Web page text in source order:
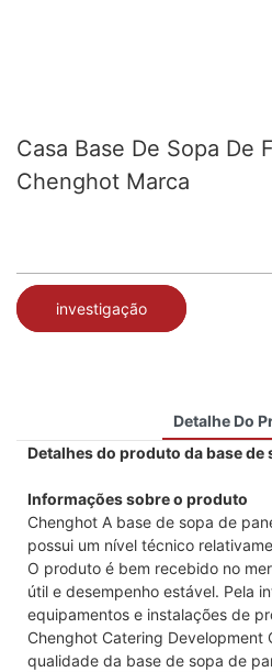
Casa Base De Sopa De
Chenghot Marca
investigação
Detalhe Do
Detalhes do produto da base de
Informações sobre o produto
Chenghot A base de sopa de
possui um nível técnico
O produto é bem recebido no
útil e desempenho estável. Pela
equipamentos e instalações de
Chenghot Catering Development
qualidade da base de sopa de